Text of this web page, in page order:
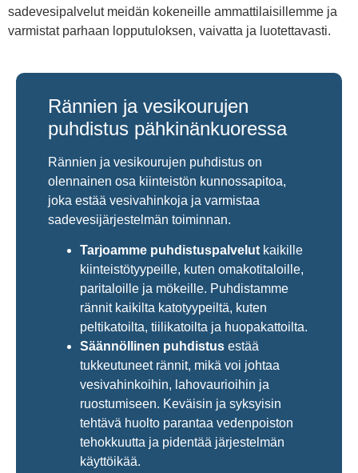
sadevesipalvelut meidän kokeneille ammattilaisillemme ja
varmistat parhaan lopputuloksen, vaivatta ja luotettavasti.
Rännien ja vesikourujen
puhdistus pähkinänkuoressa
Rännien ja vesikourujen puhdistus on
olennainen osa kiinteistön kunnossapitoa,
joka estää vesivahinkoja ja varmistaa
sadevesijärjestelmän toiminnan.
Tarjoamme puhdistuspalvelut kaikille
kiinteistötyypeille, kuten omakotitaloille,
paritaloille ja mökeille. Puhdistamme
rännit kaikilta katotyypeiltä, kuten
peltikatoilta, tiilikatoilta ja huopakattoilta.
Säännöllinen puhdistus estää
tukkeutuneet rännit, mikä voi johtaa
vesivahinkoihin, lahovaurioihin ja
ruostumiseen. Keväisin ja syksyisin
tehtävä huolto parantaa vedenpoiston
tehokkuutta ja pidentää järjestelmän
käyttöikää.